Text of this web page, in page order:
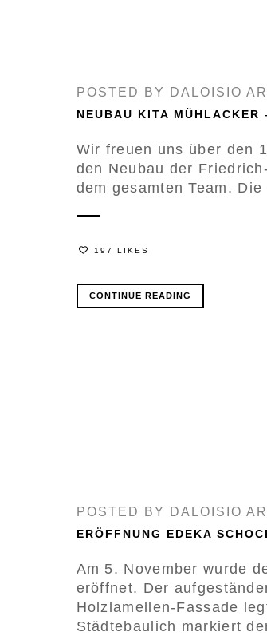
POSTED BY DALOISIO
NEUBAU KITA MÜHLACKER
Wir freuen uns über den
den Neubau der
dem gesamten Team.
197 LIKES
CONTINUE READING
POSTED BY DALOISIO
ERÖFFNUNG EDEKA
Am 5. November wurde
eröffnet. Der
Holzlamellen-Fassade
Städtebaulich markiert